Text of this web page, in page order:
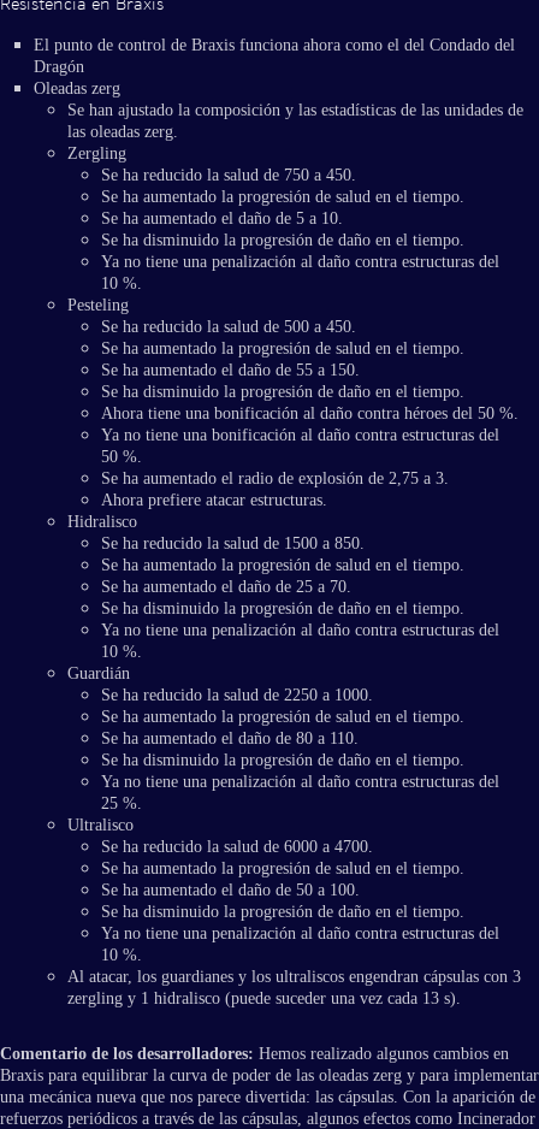
El punto de control de Braxis funciona ahora como el del Condado del
Dragón
Oleadas zerg
Se han ajustado la composición y las estadísticas de las unidades de
las oleadas zerg.
Zergling
Se ha reducido la salud de 750 a 450.
Se ha aumentado la progresión de salud en el tiempo.
Se ha aumentado el daño de 5 a 10.
Se ha disminuido la progresión de daño en el tiempo.
Ya no tiene una penalización al daño contra estructuras del
10 %.
Pesteling
Se ha reducido la salud de 500 a 450.
Se ha aumentado la progresión de salud en el tiempo.
Se ha aumentado el daño de 55 a 150.
Se ha disminuido la progresión de daño en el tiempo.
Ahora tiene una bonificación al daño contra héroes del 50 %.
Ya no tiene una bonificación al daño contra estructuras del
50 %.
Se ha aumentado el radio de explosión de 2,75 a 3.
Ahora prefiere atacar estructuras.
Hidralisco
Se ha reducido la salud de 1500 a 850.
Se ha aumentado la progresión de salud en el tiempo.
Se ha aumentado el daño de 25 a 70.
Se ha disminuido la progresión de daño en el tiempo.
Ya no tiene una penalización al daño contra estructuras del
10 %.
Guardián
Se ha reducido la salud de 2250 a 1000.
Se ha aumentado la progresión de salud en el tiempo.
Se ha aumentado el daño de 80 a 110.
Se ha disminuido la progresión de daño en el tiempo.
Ya no tiene una penalización al daño contra estructuras del
25 %.
Ultralisco
Se ha reducido la salud de 6000 a 4700.
Se ha aumentado la progresión de salud en el tiempo.
Se ha aumentado el daño de 50 a 100.
Se ha disminuido la progresión de daño en el tiempo.
Ya no tiene una penalización al daño contra estructuras del
10 %.
Al atacar, los guardianes y los ultraliscos engendran cápsulas con 3
zergling y 1 hidralisco (puede suceder una vez cada 13 s).
Comentario de los desarrolladores: Hemos realizado algunos cambios en
Braxis para equilibrar la curva de poder de las oleadas zerg y para implementar
una mecánica nueva que nos parece divertida: las cápsulas. Con la aparición de
refuerzos periódicos a través de las cápsulas, algunos efectos como Incinerador